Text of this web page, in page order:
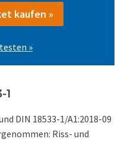
kaufen »
»
1
DIN 18533-1/A1:2018-09
Riss- und